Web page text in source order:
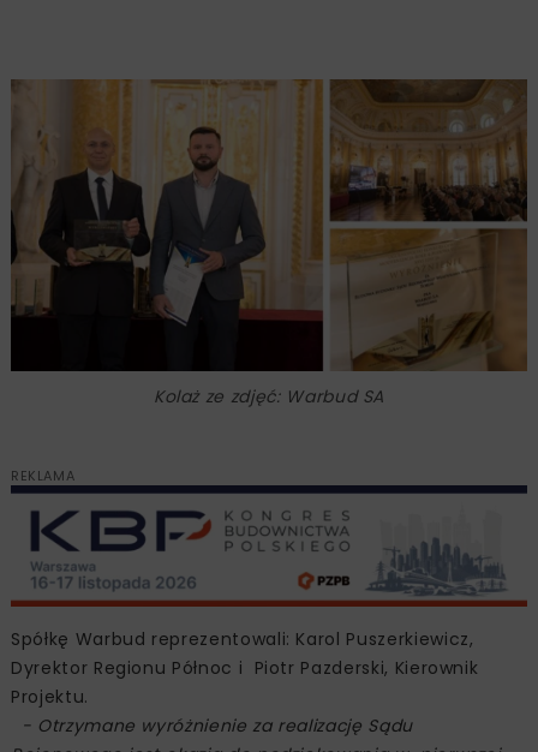
Kolaż ze zdjęć: Warbud SA
REKLAMA
Spółkę Warbud reprezentowali: Karol Puszerkiewicz,
Dyrektor Regionu Północ i Piotr Pazderski, Kierownik
Projektu.
- Otrzymane wyróżnienie za realizację Sądu